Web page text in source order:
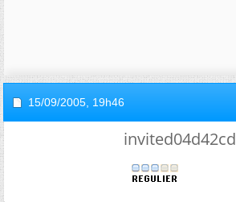
15/09/2005, 19h46
invited04d42cd